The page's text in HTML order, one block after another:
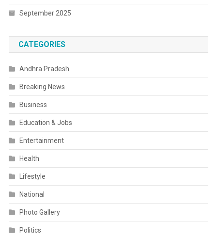
September 2025
CATEGORIES
Andhra Pradesh
Breaking News
Business
Education & Jobs
Entertainment
Health
Lifestyle
National
Photo Gallery
Politics